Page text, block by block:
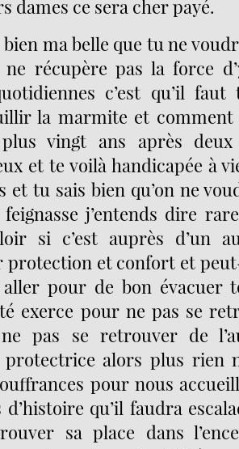
dames ce sera cher payé.
bien ma belle que tu ne
récupère pas la force
c’est qu’il
la marmite et
vingt ans après deux
et te voilà handicapée à
et tu sais bien qu’on ne
j’entends dire
si c’est auprès d’un
protection et confort et
aller pour de bon évacuer
exerce pour ne pas se
pas se retrouver de
alors plus rien
pour nous
d’histoire qu’il faudra
sa place dans